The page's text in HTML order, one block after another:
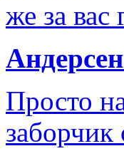
же за вас
Андерсен
Просто
заборчик